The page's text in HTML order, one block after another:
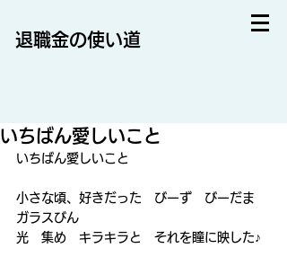
退職金の使い道
いちばん愛しいこと
いちばん愛しいこと
小さな頃、好きだった　びーず　びーだま
ガラスびん
光　集め　キラキラと　それを瞳に映した♪